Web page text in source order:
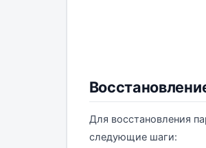
Для восстановления
следующие шаги: